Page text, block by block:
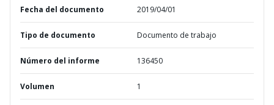
Fecha del documento 2019/04/01
Tipo de documento Documento de trabajo
Número del informe 136450
Volumen 1